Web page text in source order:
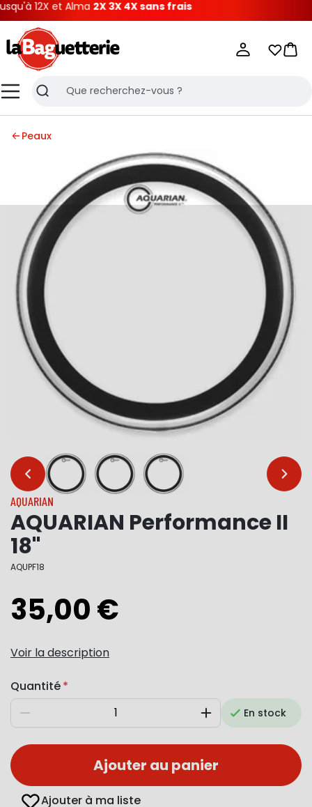
12X et Alma2X 3X 4X sans frais
MenuRecherche
Mes
Peaux
… …
AQUARIAN
AQUARIAN Performance II
18"
AQUPF18
35,00 €
Voir la description
Quantité
Diminuer AugmenterEn stock
Ajouter au panier
Ajouter à ma liste